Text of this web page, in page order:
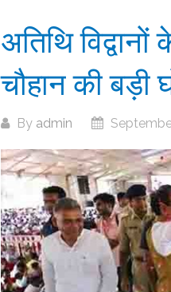
अतिथि
चौहान की बड़ी
By admin